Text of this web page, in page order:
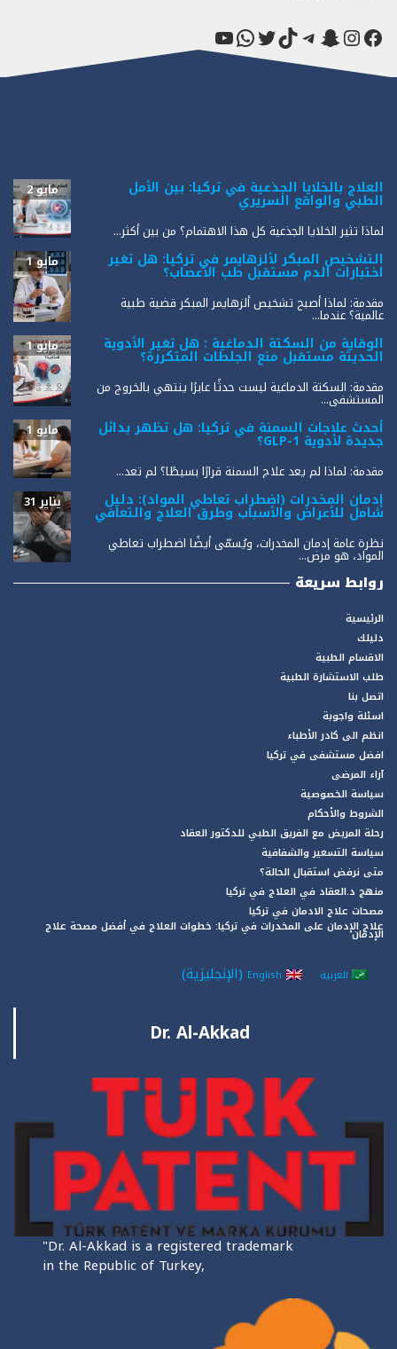
فيسبوك
إنستجرام
سناب شاتتيليجرام
تيك توكتويترواتساب
يوتيوب
العلاج بالخلايا الجذعية في تركيا: بين الأمل
الطبي والواقع السريري
مايو 2
لماذا تثير الخلايا الجذعية كل هذا الاهتمام؟ من بين أكثر...
التشخيص المبكر لألزهايمر في تركيا: هل تغير
اختبارات الدم مستقبل طب الأعصاب؟
مايو 1
مقدمة: لماذا أصبح تشخيص ألزهايمر المبكر قضية طبية
عالمية؟ عندما...
الوقاية من السكتة الدماغية : هل تغير الأدوية
الحديثة مستقبل منع الجلطات المتكررة؟
مايو 1
مقدمة: السكتة الدماغية ليست حدثًا عابرًا ينتهي بالخروج من
المستشفى...
أحدث علاجات السمنة في تركيا: هل تظهر بدائل
جديدة لأدوية GLP-1؟
مايو 1
مقدمة: لماذا لم يعد علاج السمنة قرارًا بسيطًا؟ لم تعد...
إدمان المخدرات (اضطراب تعاطي المواد): دليل
شامل للأعراض والأسباب وطرق العلاج والتعافي
يناير 31
نظرة عامة إدمان المخدرات، ويُسمّى أيضًا اضطراب تعاطي
المواد، هو مرض...
روابط سريعة
الرئيسية
دليلك
الاقسام الطبية
طلب الاستشارة الطبية
اتصل بنا
اسئلة واجوبة
انظم الى كادر الأطباء
افضل مستشفى في تركيا
آراء المرضى
سياسة الخصوصية
الشروط والأحكام
رحلة المريض مع الفريق الطبي للدكتور العقاد
سياسة التسعير والشفافية
متى نرفض استقبال الحالة؟
منهج د.العقاد في العلاج في تركيا
مصحات علاج الادمان في تركيا
علاج الإدمان على المخدرات في تركيا: خطوات العلاج في أفضل مصحة علاج
الإدمان
العربية English
(الإنجليزية)
Dr. Al-Akkad
"Dr. Al-Akkad is a registered trademark
in the Republic of Turkey,